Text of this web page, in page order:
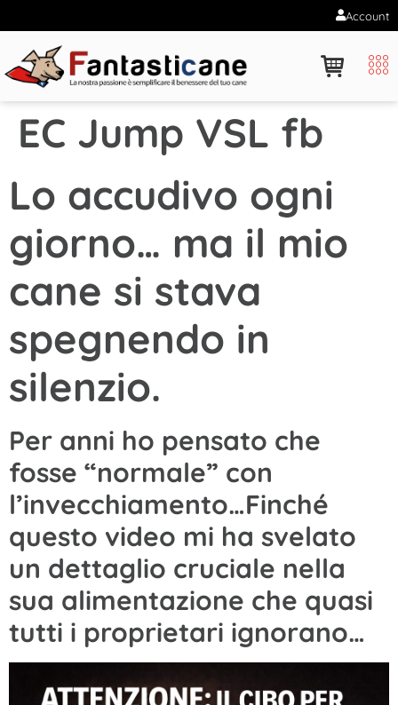
Account
EC Jump VSL fb
Lo accudivo ogni
giorno… ma il mio
cane si stava
spegnendo in
silenzio.
Per anni ho pensato che
fosse “normale” con
l’invecchiamento…Finché
questo video mi ha svelato
un dettaglio cruciale nella
sua alimentazione che quasi
tutti i proprietari ignorano…